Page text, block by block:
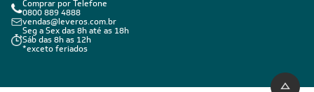
Comprar por Telefone
0800 889 4888
vendas@leveros.com.br
Seg a Sex das 8h até as 18h
Sáb das 8h as 12h
*exceto feriados